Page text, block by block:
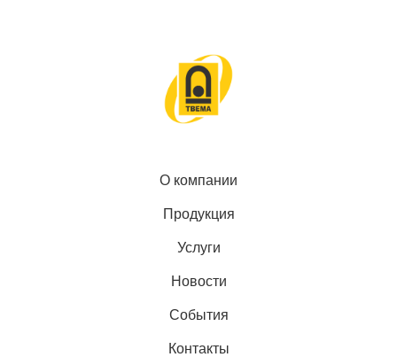
О компании
Продукция
Услуги
Новости
События
Контакты